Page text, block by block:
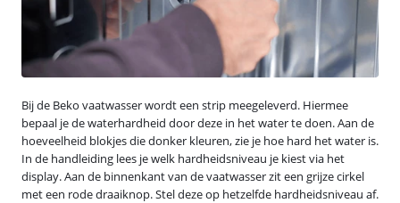
Bij de Beko vaatwasser wordt een strip meegeleverd. Hiermee
bepaal je de waterhardheid door deze in het water te doen. Aan de
hoeveelheid blokjes die donker kleuren, zie je hoe hard het water is.
In de handleiding lees je welk hardheidsniveau je kiest via het
display. Aan de binnenkant van de vaatwasser zit een grijze cirkel
met een rode draaiknop. Stel deze op hetzelfde hardheidsniveau af.